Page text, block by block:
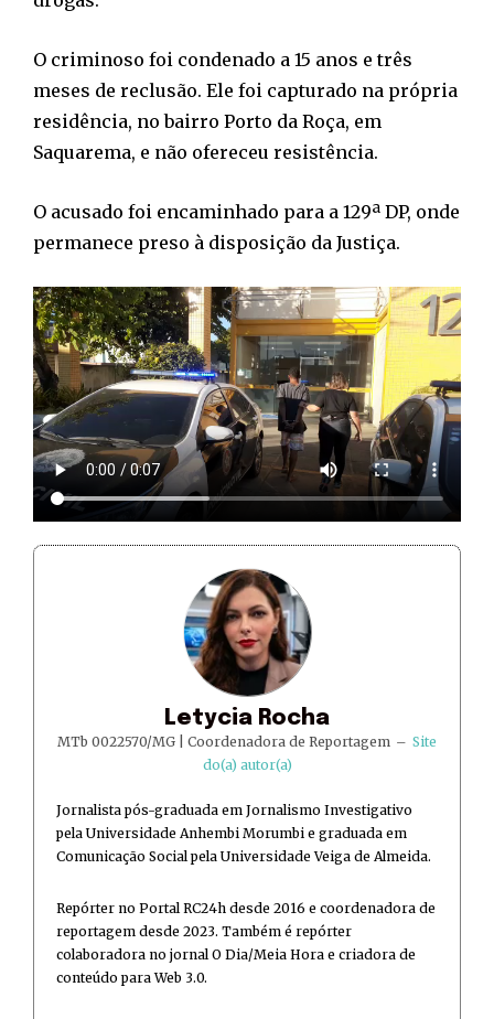
O criminoso foi condenado a 15 anos e três
meses de reclusão. Ele foi capturado na própria
residência, no bairro Porto da Roça, em
Saquarema, e não ofereceu resistência.
O acusado foi encaminhado para a 129ª DP, onde
permanece preso à disposição da Justiça.
Letycia Rocha
MTb 0022570/MG | Coordenadora de Reportagem – Site
do(a) autor(a)
Jornalista pós-graduada em Jornalismo Investigativo
pela Universidade Anhembi Morumbi e graduada em
Comunicação Social pela Universidade Veiga de Almeida.
Repórter no Portal RC24h desde 2016 e coordenadora de
reportagem desde 2023. Também é repórter
colaboradora no jornal O Dia/Meia Hora e criadora de
conteúdo para Web 3.0.